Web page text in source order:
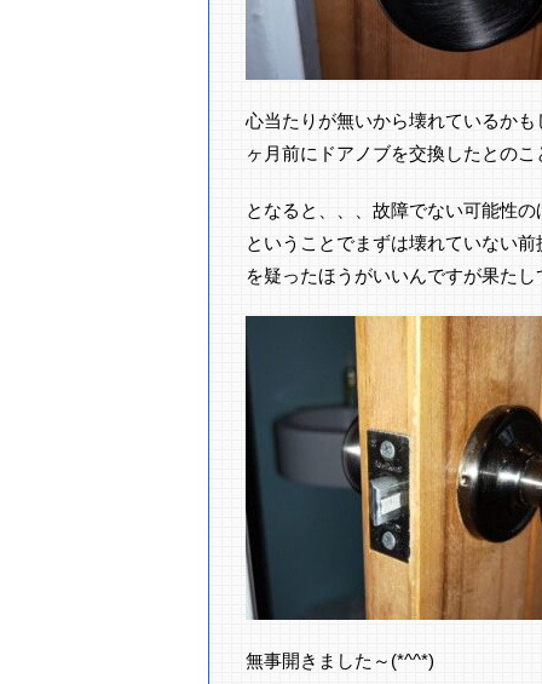
心当たりが無いから壊れているか
ヶ月前にドアノブを交換したとのこ
となると、、、故障でない可能性
ということでまずは壊れていない
を疑ったほうがいいんですが果たし
無事開きました～(*^^*)